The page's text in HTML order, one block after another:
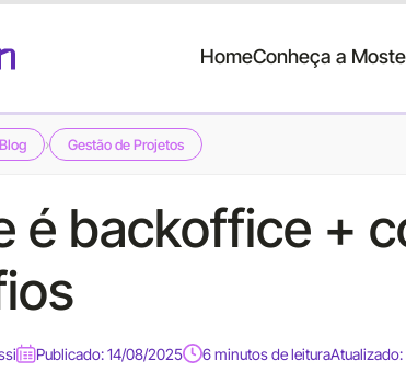
HomeConheça a
Blog › Gestão de Projetos
é backoffice +
Publicado: 14/08/2025 6 minutos de leitura